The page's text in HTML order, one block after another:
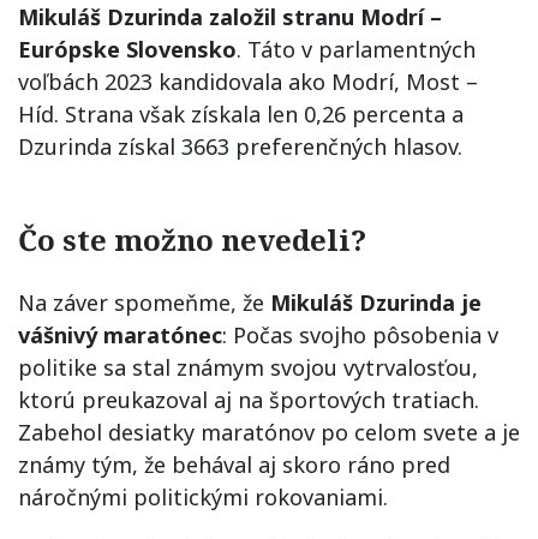
Mikuláš Dzurinda založil stranu Modrí –
Európske Slovensko. Táto v parlamentných
voľbách 2023 kandidovala ako Modrí, Most –
Híd. Strana však získala len 0,26 percenta a
Dzurinda získal 3663 preferenčných hlasov.
Čo ste možno nevedeli?
Na záver spomeňme, že Mikuláš Dzurinda je
vášnivý maratónec: Počas svojho pôsobenia v
politike sa stal známym svojou vytrvalosťou,
ktorú preukazoval aj na športových tratiach.
Zabehol desiatky maratónov po celom svete a je
známy tým, že behával aj skoro ráno pred
náročnými politickými rokovaniami.